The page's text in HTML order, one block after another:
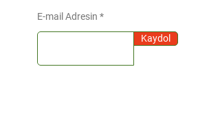
E-mail Adresin
Kaydol